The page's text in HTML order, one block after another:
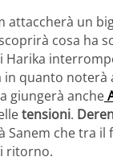
attaccherà un
cosa ha
Harika
in quanto
giungerà anche
tensioni.
che tra
ritorno.